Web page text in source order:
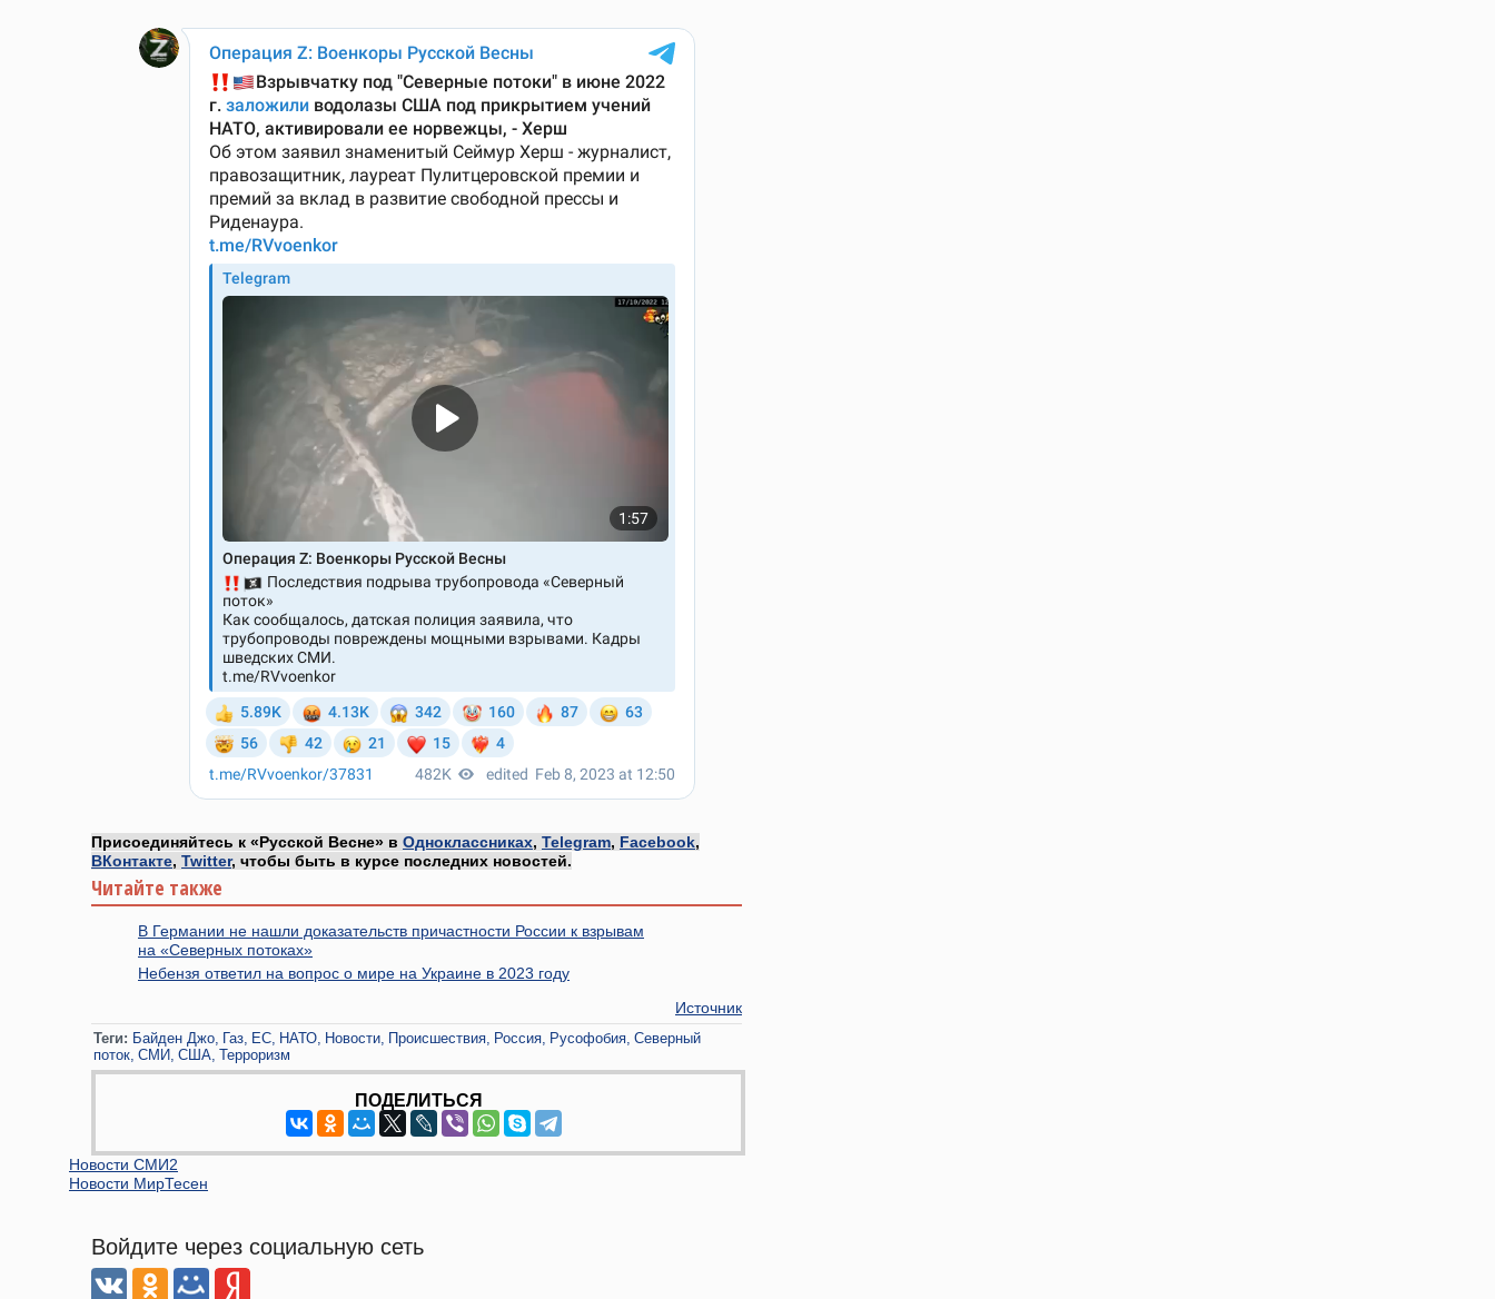
Присоединяйтесь к «Русской Весне» в Одноклассниках, Telegram, Facebook,
ВКонтакте, Twitter, чтобы быть в курсе последних новостей.
Читайте также
В Германии не нашли доказательств причастности России к взрывам
на «Северных потоках»
Небензя ответил на вопрос о мире на Украине в 2023 году
Источник
Теги: Байден Джо Газ ЕС НАТО Новости Происшествия Россия Русофобия Северный
поток СМИ США Терроризм
ПОДЕЛИТЬСЯ
Новости СМИ2
Новости МирТесен
Войдите через социальную сеть